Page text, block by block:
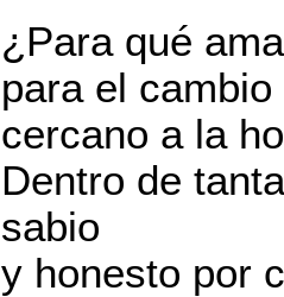
¿Para qué
para el cambio
cercano a la
Dentro de
sabio
y honesto por